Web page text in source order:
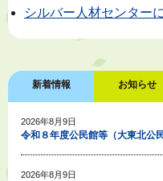
シルバー人材センター
新着情報 お知らせ
2026年8月9日
令和８年度公民館等（大東北公
2026年8月9日